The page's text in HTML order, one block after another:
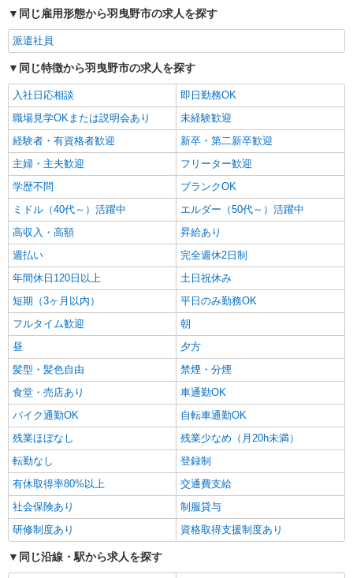
同じ雇用形態から羽曳野市の求人を探す
派遣社員
同じ特徴から羽曳野市の求人を探す
入社日応相談
即日勤務OK
職場見学OKまたは説明会あり
未経験歓迎
経験者・有資格者歓迎
新卒・第二新卒歓迎
主婦・主夫歓迎
フリーター歓迎
学歴不問
ブランクOK
ミドル（40代～）活躍中
エルダー（50代～）活躍中
高収入・高額
昇給あり
週払い
完全週休2日制
年間休日120日以上
土日祝休み
短期（3ヶ月以内）
平日のみ勤務OK
フルタイム歓迎
朝
昼
夕方
髪型・髪色自由
禁煙・分煙
食堂・売店あり
車通勤OK
バイク通勤OK
自転車通勤OK
残業ほぼなし
残業少なめ（月20h未満）
転勤なし
登録制
有休取得率80%以上
交通費支給
社会保険あり
制服貸与
研修制度あり
資格取得支援制度あり
同じ沿線・駅から求人を探す